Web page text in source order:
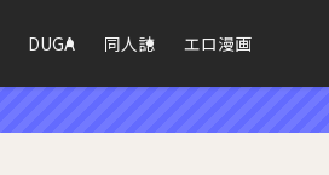
DUGA 同人誌 エロ漫画